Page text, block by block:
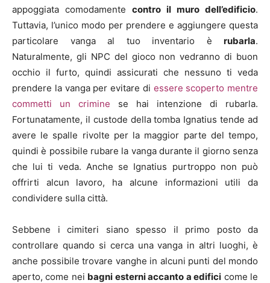
appoggiata comodamente contro il muro dell’edificio.
Tuttavia, l’unico modo per prendere e aggiungere questa
particolare vanga al tuo inventario è rubarla.
Naturalmente, gli NPC del gioco non vedranno di buon
occhio il furto, quindi assicurati che nessuno ti veda
prendere la vanga per evitare di essere scoperto mentre
commetti un crimine se hai intenzione di rubarla.
Fortunatamente, il custode della tomba Ignatius tende ad
avere le spalle rivolte per la maggior parte del tempo,
quindi è possibile rubare la vanga durante il giorno senza
che lui ti veda. Anche se Ignatius purtroppo non può
offrirti alcun lavoro, ha alcune informazioni utili da
condividere sulla città.
Sebbene i cimiteri siano spesso il primo posto da
controllare quando si cerca una vanga in altri luoghi, è
anche possibile trovare vanghe in alcuni punti del mondo
aperto, come nei bagni esterni accanto a edifici come le